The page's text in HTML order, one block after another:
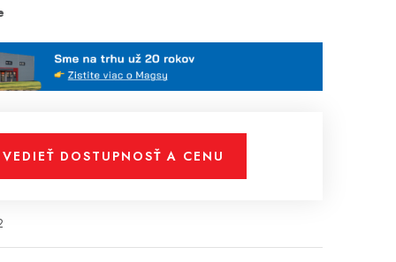
DOSTUPNOSŤ A CENU